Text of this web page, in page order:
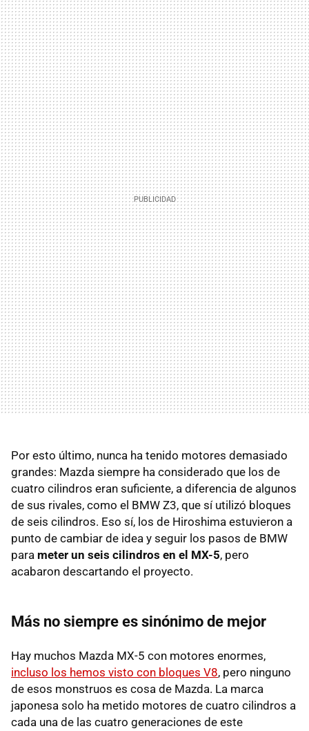
Por esto último, nunca ha tenido motores demasiado
grandes: Mazda siempre ha considerado que los de
cuatro cilindros eran suficiente, a diferencia de algunos
de sus rivales, como el BMW Z3, que sí utilizó bloques
de seis cilindros. Eso sí, los de Hiroshima estuvieron a
punto de cambiar de idea y seguir los pasos de BMW
para meter un seis cilindros en el MX-5, pero
acabaron descartando el proyecto.
Más no siempre es sinónimo de mejor
Hay muchos Mazda MX-5 con motores enormes,
incluso los hemos visto con bloques V8, pero ninguno
de esos monstruos es cosa de Mazda. La marca
japonesa solo ha metido motores de cuatro cilindros a
cada una de las cuatro generaciones de este